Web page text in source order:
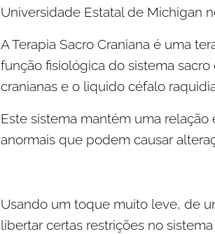
Universidade Estatal de Michigan
A Terapia Sacro Craniana é uma
função fisiológica do sistema
cranianas e o liquido céfalo
Este sistema mantém uma
anormais que podem causar
Usando um toque muito leve, de
libertar certas restrições no